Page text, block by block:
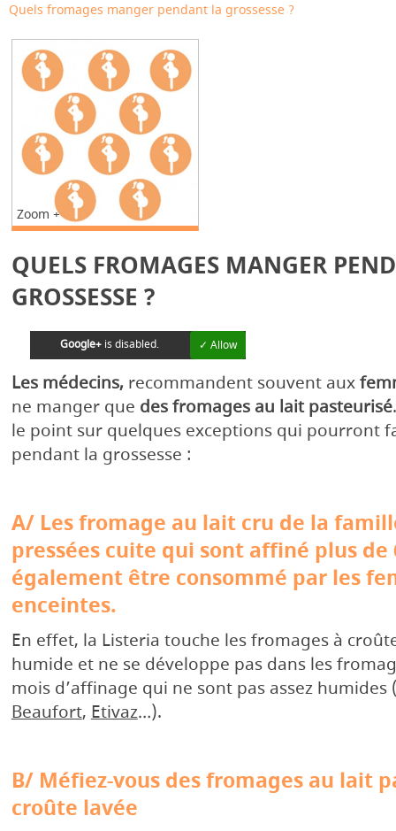
Quels fromages manger pendant la grossesse ?
Zoom +
QUELS FROMAGES MANGER
GROSSESSE ?
Google+ is disabled. ✓ Allow
Les médecins, recommandent souvent aux
ne manger que des fromages au lait pasteurisé
le point sur quelques exceptions qui pourront
pendant la grossesse :
A/ Les fromage au lait cru de la
pressées cuite qui sont affiné plus
également être consommé par les
enceintes.
En effet, la Listeria touche les fromages à
humide et ne se développe pas dans les
mois d’affinage qui ne sont pas assez
Beaufort,Etivaz…).
B/ Méfiez-vous des fromages au lait
croûte lavée